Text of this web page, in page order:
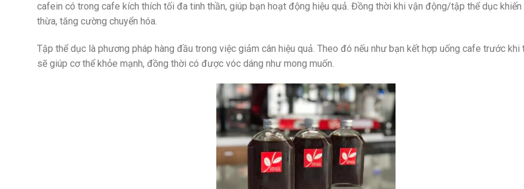
cafein có trong cafe kích thích tối đa tinh thần, giúp bạn hoạt động hiệu quả. Đồng thời khi vận động/tập thể dục khiến
thừa, tăng cường chuyển hóa.
Tập thể dục là phương pháp hàng đầu trong việc giảm cân hiệu quả. Theo đó nếu như bạn kết hợp uống cafe trước khi
sẽ giúp cơ thể khỏe mạnh, đồng thời có được vóc dáng như mong muốn.